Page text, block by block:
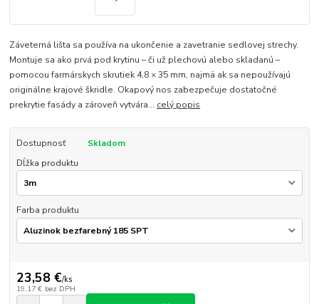
Záveterná lišta sa používa na ukončenie a zavetranie sedlovej strechy.
Montuje sa ako prvá pod krytinu – či už plechovú alebo skladanú –
pomocou farmárskych skrutiek 4,8 × 35 mm, najmä ak sa nepoužívajú
originálne krajové škridle. Okapový nos zabezpečuje dostatočné
prekrytie fasády a zároveň vytvára... celý popis
Dostupnosť
Skladom
Dĺžka produktu
Farba produktu
23,58 €/ks
19,17 € bez DPH